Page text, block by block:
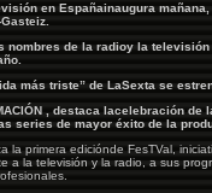
en Españainaugura
nombres de la radioy la
más triste” de LaSexta se
, destaca lacelebración de
series de mayor éxito de la
la primera ediciónde FesTVal,
a la televisión y la radio, a sus